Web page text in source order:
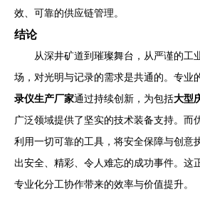
效、可靠的供应链管理。
结论
从深井矿道到璀璨舞台，从严谨的工
场，对光明与记录的需求是共通的。专业
录仪生产厂家通过持续创新，为包括大型
广泛领域提供了坚实的技术装备支持。而
利用一切可靠的工具，将安全保障与创意
出安全、精彩、令人难忘的成功事件。这
专业化分工协作带来的效率与价值提升。